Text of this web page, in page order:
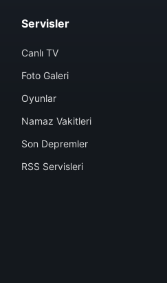
Servisler
Canlı TV
Foto Galeri
Oyunlar
Namaz Vakitleri
Son Depremler
RSS Servisleri